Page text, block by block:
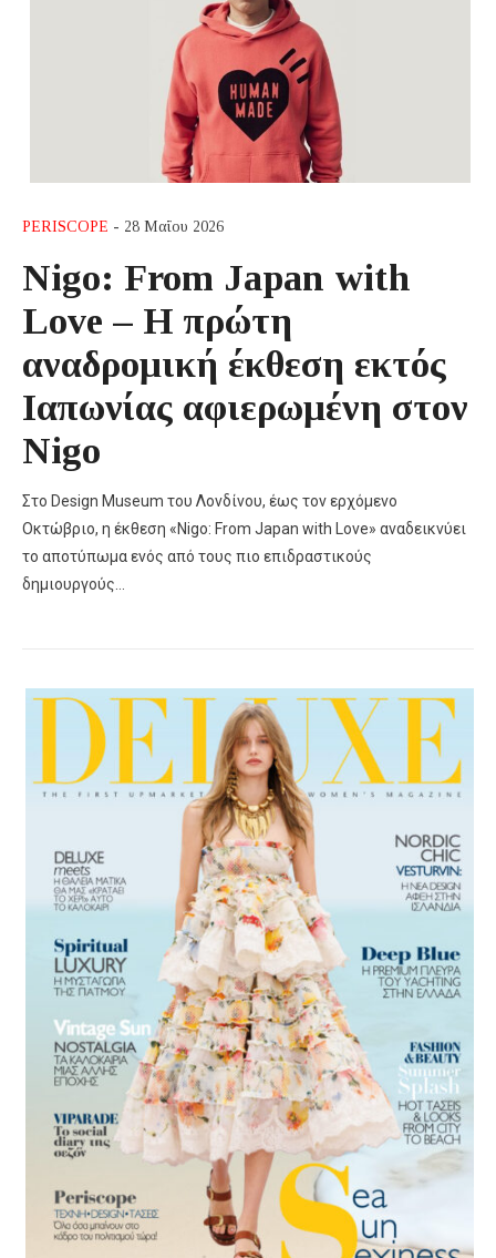
PERISCOPE - 28 Μαΐου 2026
Nigo: From Japan with
Love – Η πρώτη
αναδρομική έκθεση εκτός
Ιαπωνίας αφιερωμένη στον
Nigo
Στο Design Museum του Λονδίνου, έως τον ερχόμενο
Οκτώβριο, η έκθεση «Nigo: From Japan with Love» αναδεικνύει
το αποτύπωμα ενός από τους πιο επιδραστικούς
δημιουργούς…